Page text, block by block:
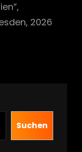
2026
Suchen